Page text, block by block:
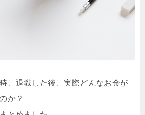
、退職した後、実際どんなお金が
か？